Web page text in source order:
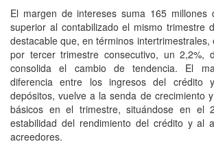
El margen de intereses suma 165 millones
superior al contabilizado el mismo trimestre
destacable que, en términos intertrimestrales,
por tercer trimestre consecutivo, un 2,2%,
consolida el cambio de tendencia. El
diferencia entre los ingresos del
depósitos, vuelve a la senda de crecimiento
básicos en el trimestre, situándose en el
estabilidad del rendimiento del crédito y al
acreedores.